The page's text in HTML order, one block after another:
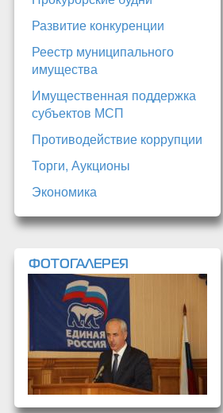
Развитие конкуренции
Реестр муниципального
имущества
Имущественная поддержка
субъектов МСП
Противодействие коррупции
Торги, Аукционы
Экономика
ФОТОГАЛЕРЕЯ